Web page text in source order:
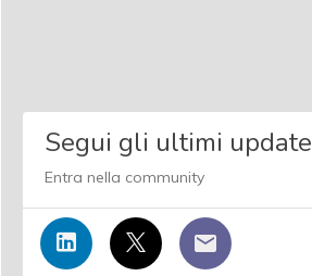
Segui gli ultimi update
Entra nella community